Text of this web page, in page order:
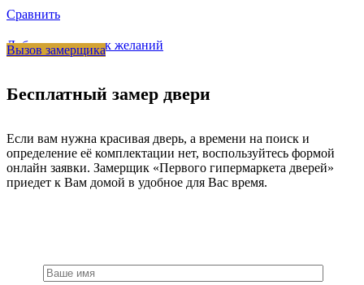
BGO,
дверная,
матовая
Сравнить
Добавить в список желаний
Вызов замерщика
Бесплатный замер двери
Если вам нужна красивая дверь, а времени на поиск и
определение её комплектации нет, воспользуйтесь формой
онлайн заявки. Замерщик «Первого гипермаркета дверей»
приедет к Вам домой в удобное для Вас время.